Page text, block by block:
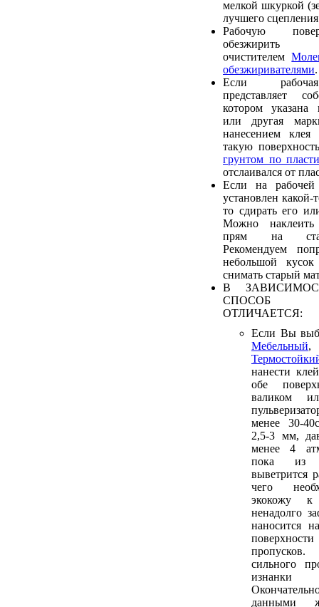
мелкой шкуркой
лучшего
Рабочую
обезжирить
очистителем
обезжиривателями.
Если
представляет
котором указана
или другая
нанесением клея
такую
грунтом по
отслаивался от
Если на рабочей
установлен какой-
то сдирать его
Можно
прям на
Рекомендуем
небольшой
снимать старый
В
СПОСОБ
ОТЛИЧАЕТСЯ:
Если Вы
Мебельный,
нанести
обе
валиком
менее 30-
2,5-3 мм,
менее 4
пока из
выветрится
чего
экокожу к
ненадолго
наносится
сильного
данными